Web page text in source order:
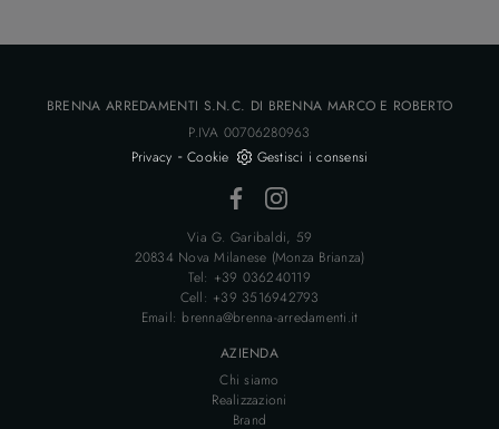
BRENNA ARREDAMENTI S.N.C. DI BRENNA MARCO E ROBERTO
P.IVA 00706280963
Privacy -Cookie Gestisci i consensi
Via G. Garibaldi, 59
20834 Nova Milanese (Monza Brianza)
Tel: +39 036240119
Cell: +39 3516942793
Email: brenna@brenna-arredamenti.it
AZIENDA
Chi siamo
Realizzazioni
Brand